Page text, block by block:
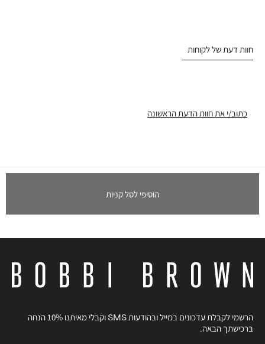
חוות דעת של לקוחות
כתוב/י את חוות הדעת הראשונה
הוסיפי לסל קניות
הרשמי לקבלת עדכונים במייל ובהודעות SMS וקבלי מאיתנו 10% הנחה
ברכישתך הבאה.